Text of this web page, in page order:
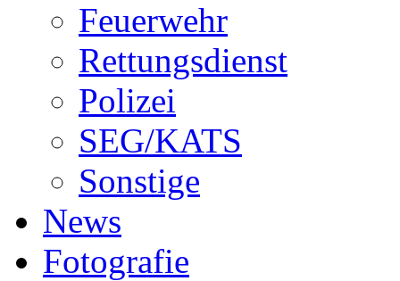
Feuerwehr
Rettungsdienst
Polizei
SEG/KATS
Sonstige
News
Fotografie